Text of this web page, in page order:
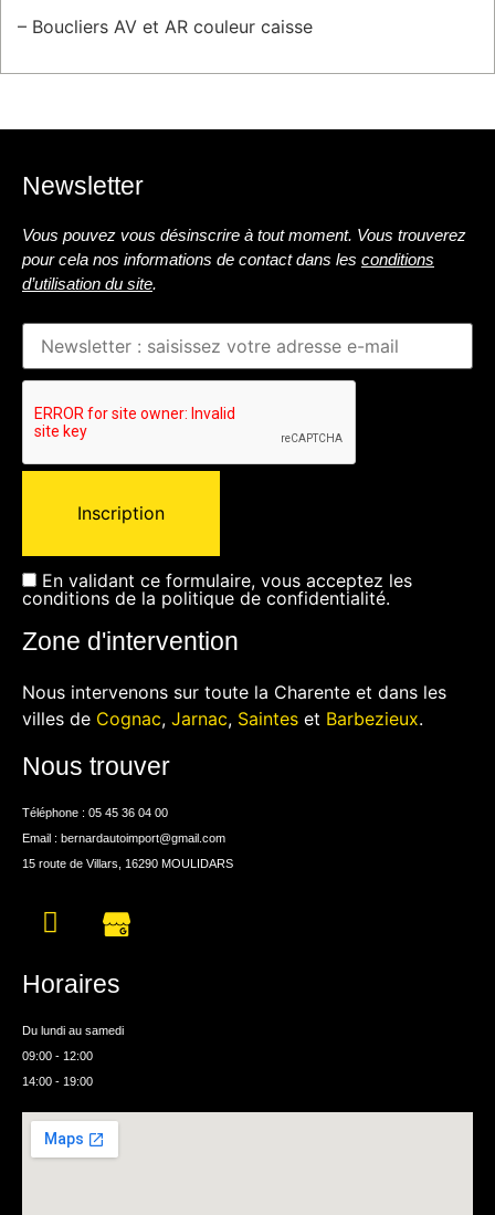
– Boucliers AV et AR couleur caisse
Newsletter
Vous pouvez vous désinscrire à tout moment. Vous trouverez
pour cela nos informations de contact dans les conditions
d’utilisation du site.
En validant ce formulaire, vous acceptez les
conditions de la politique de confidentialité.
Zone d'intervention
Nous intervenons sur toute la Charente et dans les
villes de Cognac, Jarnac, Saintes et Barbezieux.
Nous trouver
Téléphone : 05 45 36 04 00
Email : bernardautoimport@gmail.com
15 route de Villars, 16290 MOULIDARS
Horaires
Du lundi au samedi
09:00 - 12:00
14:00 - 19:00